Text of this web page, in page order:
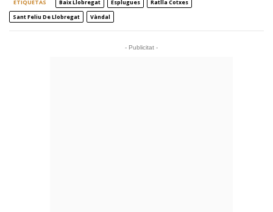
ETIQUETAS Baix Llobregat Esplugues
Ratlla Cotxes
Sant Feliu De Llobregat
Vàndal
- Publicitat -